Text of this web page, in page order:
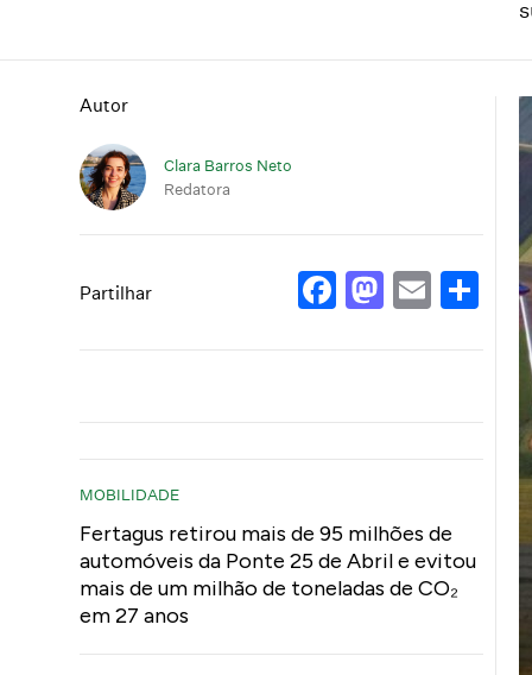
Autor
Clara Barros Neto
Redatora
Partilhar Facebook
Email
MOBILIDADE
Fertagus retirou mais de 95 milhões de
automóveis da Ponte 25 de Abril e evitou
mais de um milhão de toneladas de CO₂
em 27 anos